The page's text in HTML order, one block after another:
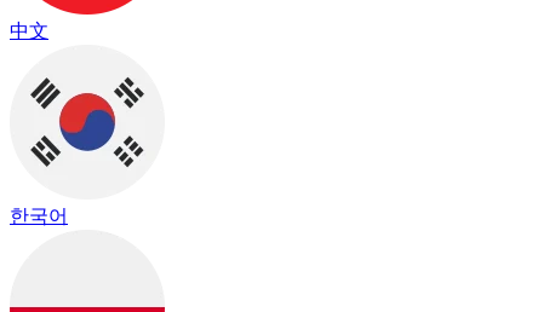
中文
한국어